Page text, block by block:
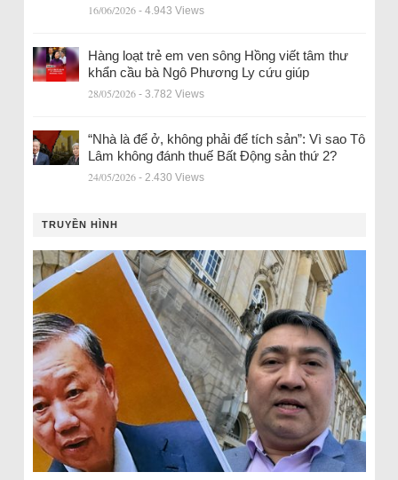
16/06/2026 - 4.943 Views
Hàng loạt trẻ em ven sông Hồng viết tâm thư
khẩn cầu bà Ngô Phương Ly cứu giúp
28/05/2026 - 3.782 Views
“Nhà là để ở, không phải để tích sản”: Vì sao Tô
Lâm không đánh thuế Bất Động sản thứ 2?
24/05/2026 - 2.430 Views
TRUYỀN HÌNH